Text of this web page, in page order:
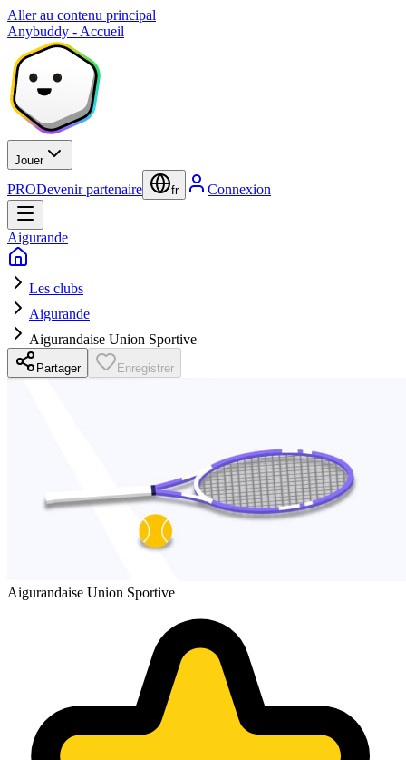
Aller au contenu principal
Anybuddy - Accueil
Jouer
PRODevenir partenaire fr Connexion
Aigurande
Les clubs
Aigurande
Aigurandaise Union Sportive
Partager Enregistrer
Aigurandaise Union Sportive